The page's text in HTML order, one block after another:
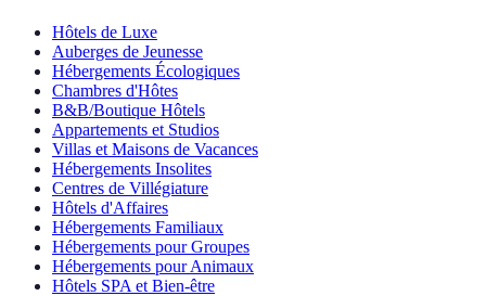
Hôtels de Luxe
Auberges de Jeunesse
Hébergements Écologiques
Chambres d'Hôtes
B&B/Boutique Hôtels
Appartements et Studios
Villas et Maisons de Vacances
Hébergements Insolites
Centres de Villégiature
Hôtels d'Affaires
Hébergements Familiaux
Hébergements pour Groupes
Hébergements pour Animaux
Hôtels SPA et Bien-être